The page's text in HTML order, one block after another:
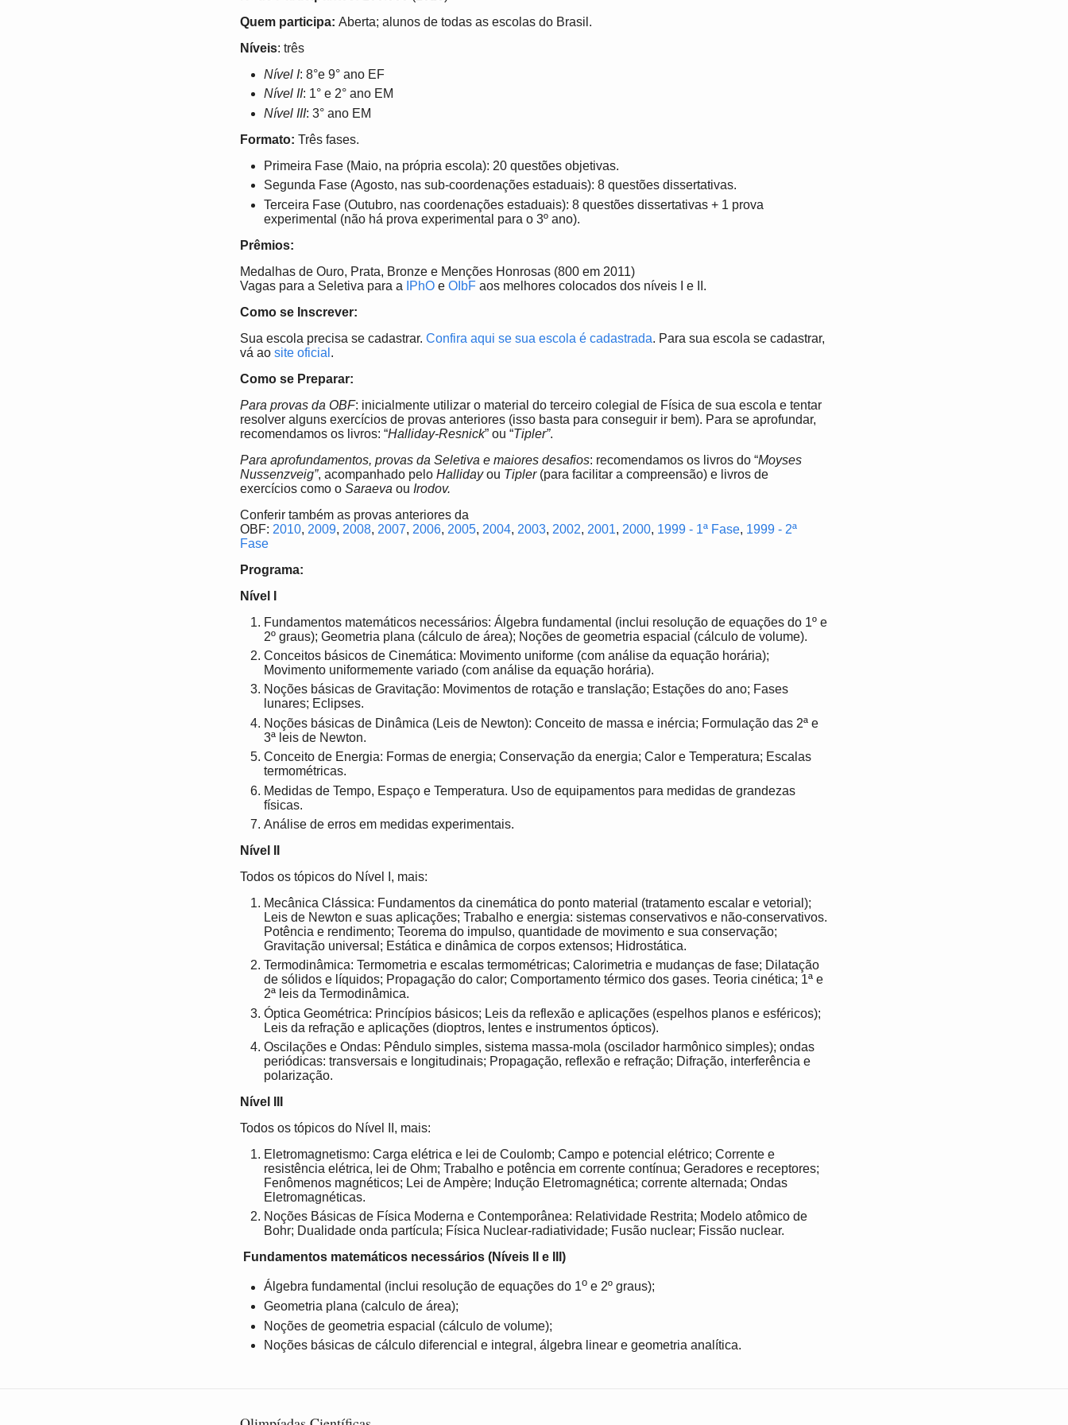
Quem participa: Aberta; alunos de todas as escolas do Brasil.
Níveis: três
Nível I: 8°e 9° ano EF
Nível II: 1° e 2° ano EM
Nível III: 3° ano EM
Formato: Três fases.
Primeira Fase (Maio, na própria escola): 20 questões objetivas.
Segunda Fase (Agosto, nas sub-coordenações estaduais): 8 questões dissertativas.
Terceira Fase (Outubro, nas coordenações estaduais): 8 questões dissertativas + 1 prova
experimental (não há prova experimental para o 3º ano).
Prêmios:
Medalhas de Ouro, Prata, Bronze e Menções Honrosas (800 em 2011)
Vagas para a Seletiva para a
IPhO e OIbF aos melhores colocados dos níveis I e II.
Como se Inscrever:
Sua escola precisa se cadastrar. Confira aqui se sua escola é cadastrada. Para sua escola se cadastrar,
vá ao site oficial .
Como se Preparar:
Para provas da OBF: inicialmente utilizar o material do terceiro colegial de Física de sua escola e tentar
resolver alguns exercícios de provas anteriores (isso basta para conseguir ir bem). Para se aprofundar,
recomendamos os livros: “Halliday-Resnick” ou “Tipler”.
Para aprofundamentos, provas da Seletiva e maiores desafios: recomendamos os livros do “Moyses
Nussenzveig”, acompanhado pelo Hallidayou Tipler(para facilitar a compreensão) e livros de
exercícios como o Saraeva ou Irodov.
Conferir também as provas anteriores da
OBF: 2010, 2009, 2008, 2007, 2006, 2005, 2004, 2003, 2002, 2001, 2000, 1999 - 1ª Fase, 1999 - 2ª
Fase
Programa:
Nível I
Fundamentos matemáticos necessários: Álgebra fundamental (inclui resolução de equações do 1º e
2º graus); Geometria plana (cálculo de área); Noções de geometria espacial (cálculo de volume).
Conceitos básicos de Cinemática: Movimento uniforme (com análise da equação horária);
Movimento uniformemente variado (com análise da equação horária).
Noções básicas de Gravitação: Movimentos de rotação e translação; Estações do ano; Fases
lunares; Eclipses.
Noções básicas de Dinâmica (Leis de Newton): Conceito de massa e inércia; Formulação das 2ª e
3ª leis de Newton.
Conceito de Energia: Formas de energia; Conservação da energia; Calor e Temperatura; Escalas
termométricas.
Medidas de Tempo, Espaço e Temperatura. Uso de equipamentos para medidas de grandezas
físicas.
Análise de erros em medidas experimentais.
Nível II
Todos os tópicos do Nível I, mais:
Mecânica Clássica: Fundamentos da cinemática do ponto material (tratamento escalar e vetorial);
Leis de Newton e suas aplicações; Trabalho e energia: sistemas conservativos e não-conservativos.
Potência e rendimento; Teorema do impulso, quantidade de movimento e sua conservação;
Gravitação universal; Estática e dinâmica de corpos extensos; Hidrostática.
Termodinâmica: Termometria e escalas termométricas; Calorimetria e mudanças de fase; Dilatação
de sólidos e líquidos; Propagação do calor; Comportamento térmico dos gases. Teoria cinética; 1ª e
2ª leis da Termodinâmica.
Óptica Geométrica: Princípios básicos; Leis da reflexão e aplicações (espelhos planos e esféricos);
Leis da refração e aplicações (dioptros, lentes e instrumentos ópticos).
Oscilações e Ondas: Pêndulo simples, sistema massa-mola (oscilador harmônico simples); ondas
periódicas: transversais e longitudinais; Propagação, reflexão e refração; Difração, interferência e
polarização.
Nível III
Todos os tópicos do Nível II, mais:
Eletromagnetismo: Carga elétrica e lei de Coulomb; Campo e potencial elétrico; Corrente e
resistência elétrica, lei de Ohm; Trabalho e potência em corrente contínua; Geradores e receptores;
Fenômenos magnéticos; Lei de Ampère; Indução Eletromagnética; corrente alternada; Ondas
Eletromagnéticas.
Noções Básicas de Física Moderna e Contemporânea: Relatividade Restrita; Modelo atômico de
Bohr; Dualidade onda partícula; Física Nuclear-radiatividade; Fusão nuclear; Fissão nuclear.
Fundamentos matemáticos necessários (Níveis II e III)
Álgebra fundamental (inclui resolução de equações do 1o e 2º graus);
Geometria plana (calculo de área);
Noções de geometria espacial (cálculo de volume);
Noções básicas de cálculo diferencial e integral, álgebra linear e geometria analítica.